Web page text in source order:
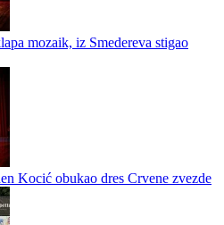
mozaik, iz Smedereva stigao
Kocić obukao dres Crvene zvezde